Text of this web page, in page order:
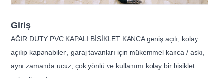
Giriş
AĞIR DUTY PVC KAPALI BİSİKLET KANCA geniş açılı, kolay
açılıp kapanabilen, garaj tavanları için mükemmel kanca / askı,
aynı zamanda ucuz, çok yönlü ve kullanımı kolay bir bisiklet